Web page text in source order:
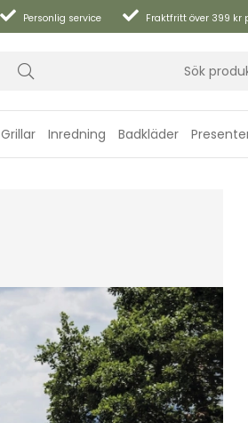
Personlig service Fraktfritt över 399 kr
Grillar Inredning Badkläder